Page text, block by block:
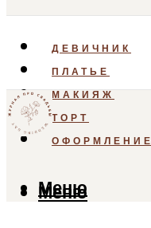
ДЕВИЧНИК
ПЛАТЬЕ
МАКИЯЖ
ТОРТ
ОФОРМЛЕНИЕ
Меню
Меню